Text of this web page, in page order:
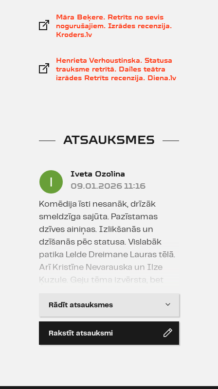
Māra Beķere. Retrīts no sevis
nogurušajiem. Izrādes recenzija.
Kroders.lv
Henrieta Verhoustinska. Statusa
trauksme retrītā. Dailes teātra
izrādes Retrīts recenzija. Diena.lv
ATSAUKSMES
Iveta Ozolina
09.01.2026 11:16
Komēdija īsti nesanāk, drīzāk
smeldzīga sajūta. Pazīstamas
dzīves ainiņas. Izlikšanās un
dzīšanās pēc statusa. Vislabāk
patika Lelde Dreimane Lauras tēlā.
Arī Kristīne Nevarauska un Ilze
Ķuzule. Geju tēma izvērsta, bet
izpelnās rupjības. Aktieri labi, bet
luga ne visai. Tomēr zāle pilna!
Laikam jau katrs tur atrod savu
līdzību.
20.11.2025 16:40
Rādīt atsauksmes
Rakstīt atsauksmi